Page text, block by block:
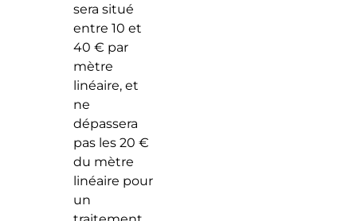
sera situé
entre 10 et
40 € par
mètre
linéaire, et
ne
dépassera
pas les 20 €
du mètre
linéaire pour
un